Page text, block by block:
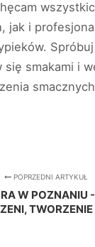
jak i
się smakami i
POPRZEDNI ARTYKUŁ
W POZNANIU